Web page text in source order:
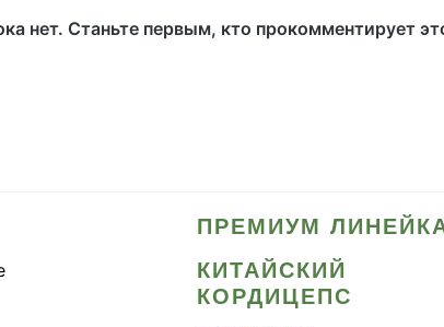
нет. Станьте первым, кто прокомментирует
ПРЕМИУМ
КИТАЙСКИЙ
КОРДИЦЕПС